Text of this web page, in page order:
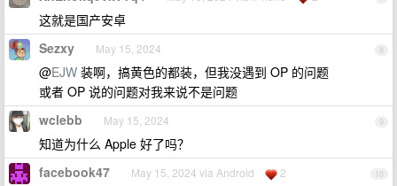
这就是国产安卓
8
Sezxy May 15, 2024
@EJW 装啊，搞黄色的都装，但我没遇到 OP 的问题
或者 OP 说的问题对我来说不是问题
9
wclebb May 15, 2024
知道为什么 Apple 好了吗？
10
facebook47 May 15, 2024 via Android 2